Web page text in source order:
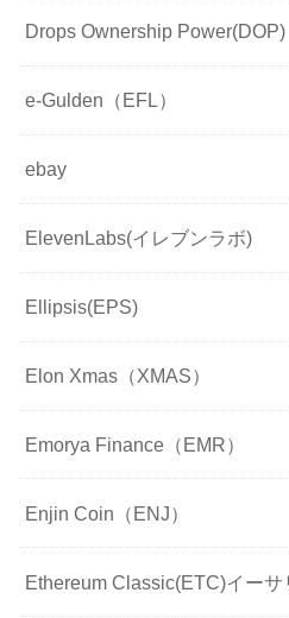
Drops Ownership Power(DOP)
e-Gulden（EFL）
ebay
ElevenLabs(イレブンラボ)
Ellipsis(EPS)
Elon Xmas（XMAS）
Emorya Finance（EMR）
Enjin Coin（ENJ）
Ethereum Classic(ETC)イーサ